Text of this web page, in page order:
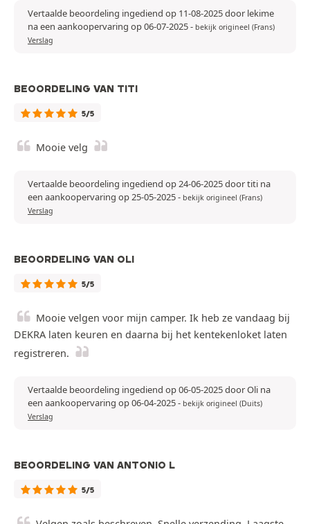
Vertaalde beoordeling ingediend op 11-08-2025 door lekime
na een aankoopervaring op 06-07-2025- bekijk origineel (Frans)
Verslag
BEOORDELING VAN TITI
5/5
Mooie velg
Vertaalde beoordeling ingediend op 24-06-2025 door titi na
een aankoopervaring op 25-05-2025- bekijk origineel (Frans)
Verslag
BEOORDELING VAN OLI
5/5
Mooie velgen voor mijn camper. Ik heb ze vandaag bij
DEKRA laten keuren en daarna bij het kentekenloket laten
registreren.
Vertaalde beoordeling ingediend op 06-05-2025 door Oli na
een aankoopervaring op 06-04-2025- bekijk origineel (Duits)
Verslag
BEOORDELING VAN ANTONIO L
5/5